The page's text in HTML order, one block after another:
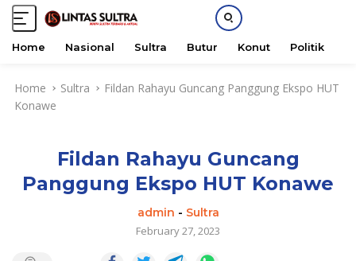
Home Nasional Sultra Butur Konut Politik
Home Sultra
Fildan Rahayu Guncang Panggung Ekspo HUT
Konawe
Fildan Rahayu Guncang
Panggung Ekspo HUT Konawe
admin - Sultra
February 27, 2023